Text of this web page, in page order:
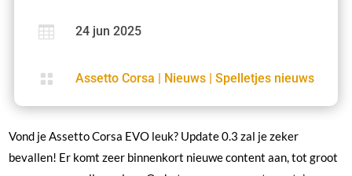
 24 jun 2025
 Assetto Corsa | Nieuws | Spelletjes nieuws
Vond je Assetto Corsa EVO leuk? Update 0.3 zal je zeker
bevallen! Er komt zeer binnenkort nieuwe content aan, tot groot